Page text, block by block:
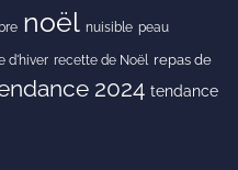
noël nuisible peau
d'hiver recette de Noël repas de
2024 tendance